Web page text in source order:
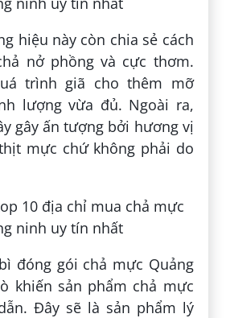
hiệu này còn chia sẻ cách
nở phồng và cực thơm.
trình giã cho thêm mỡ
lượng vừa đủ. Ngoài ra,
gây ấn tượng bởi hương vị
mực chứ không phải do
đóng gói chả mực Quảng
khiến sản phẩm chả mực
Đây sẽ là sản phẩm lý